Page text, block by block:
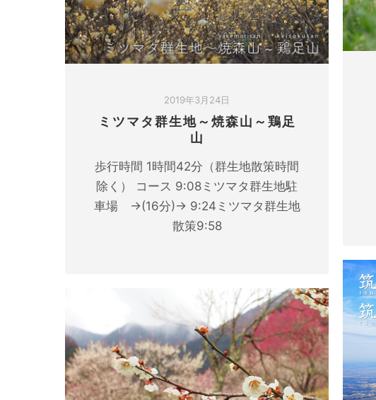
2019年3月24日
ミツマタ群生地～焼森山～鶏足
山
歩行時間 1時間42分（群生地散策時間
除く） コース 9:08ミツマタ群生地駐
車場 →(16分)→ 9:24ミツマタ群生地
散策9:58